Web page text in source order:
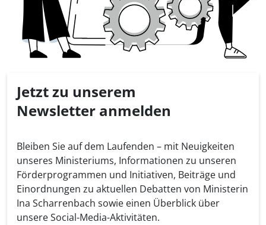
Jetzt zu unserem
Newsletter anmelden
Bleiben Sie auf dem Laufenden – mit Neuigkeiten
unseres Ministeriums, Informationen zu unseren
Förderprogrammen und Initiativen, Beiträge und
Einordnungen zu aktuellen Debatten von Ministerin
Ina Scharrenbach sowie einen Überblick über
unsere Social-Media-Aktivitäten.